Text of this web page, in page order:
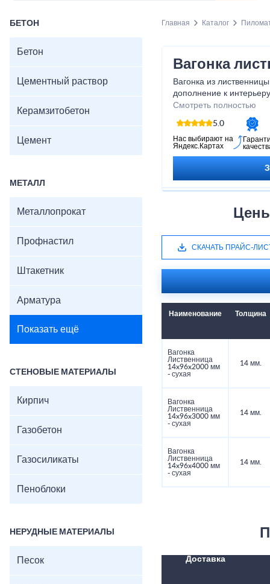
БЕТОН
Бетон
Цементный раствор
Керамзитобетон
Цемент
МЕТАЛЛ
Металлопрокат
Профнастил
Штакетник
Арматура
Показать ещё
СТЕНОВЫЕ МАТЕРИАЛЫ
Кирпич
Газобетон
Газосиликаты
Пеноблоки
НЕРУДНЫЕ МАТЕРИАЛЫ
Песок
Главная Каталог
Вагонка
Вагонка из
дополнение к
покрытие, которое
Благодаря своей
свойствам,
популярных
Позвольте вашему
Смотреть полностью
5.0
Нас выбирают на
Яндекс.Картах
СКАЧАТЬ ПРАЙС-
Наименование Толщина
Вагонка
Лиственница
14x96x2000 мм
- сухая
14 мм.
Вагонка
Лиственница
14x96x3000 мм
- сухая
14 мм.
Вагонка
Лиственница
14x96x4000 мм
- сухая
14 мм.
Доставка